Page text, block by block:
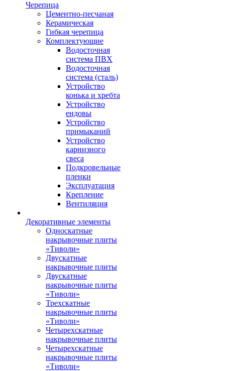
Черепица
Цементно-песчаная
Керамическая
Гибкая черепица
Комплектующие
Водосточная
система ПВХ
Водосточная
система (сталь)
Устройство
конька и хребта
Устройство
ендовы
Устройство
примыканий
Устройство
карнизного
свеса
Подкровельные
пленки
Эксплуатация
Крепление
Вентиляция
Декоративные элементы
Односкатные
накрывочные плиты
«Тиволи»
Двускатные
накрывочные плиты
Двускатные
накрывочные плиты
«Тиволи»
Трехскатные
накрывочные плиты
«Тиволи»
Четырехскатные
накрывочные плиты
Четырехскатные
накрывочные плиты
«Тиволи»